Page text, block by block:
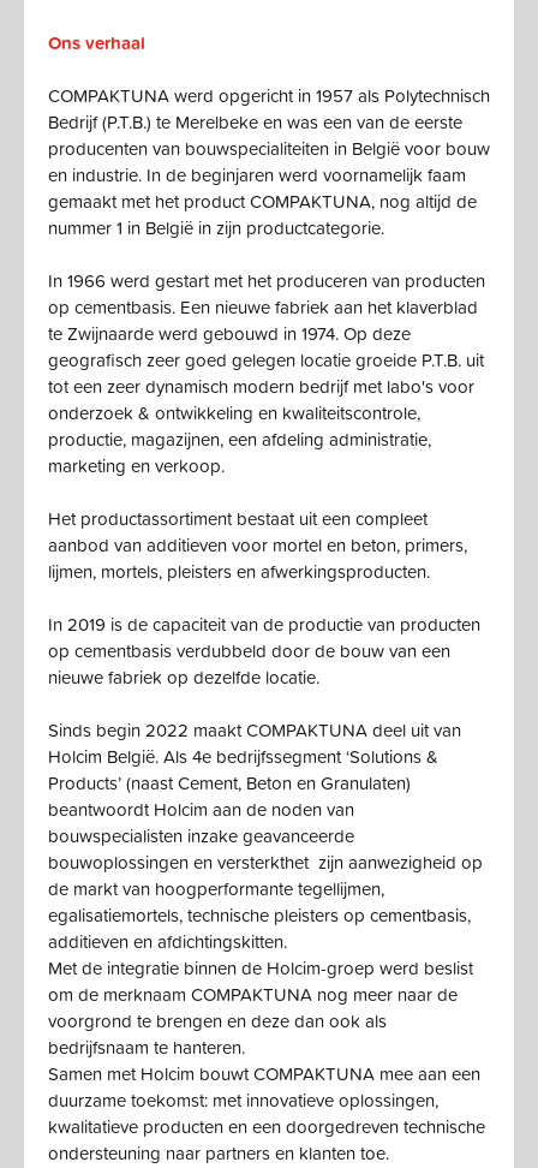
Ons verhaal
COMPAKTUNA werd opgericht in 1957 als Polytechnisch
Bedrijf (P.T.B.) te Merelbeke en was een van de eerste
producenten van bouwspecialiteiten in België voor bouw
en industrie. In de beginjaren werd voornamelijk faam
gemaakt met het product COMPAKTUNA, nog altijd de
nummer 1 in België in zijn productcategorie.
In 1966 werd gestart met het produceren van producten
op cementbasis. Een nieuwe fabriek aan het klaverblad
te Zwijnaarde werd gebouwd in 1974. Op deze
geografisch zeer goed gelegen locatie groeide P.T.B. uit
tot een zeer dynamisch modern bedrijf met labo's voor
onderzoek & ontwikkeling en kwaliteitscontrole,
productie, magazijnen, een afdeling administratie,
marketing en verkoop.
Het productassortiment bestaat uit een compleet
aanbod van additieven voor mortel en beton, primers,
lijmen, mortels, pleisters en afwerkingsproducten.
In 2019 is de capaciteit van de productie van producten
op cementbasis verdubbeld door de bouw van een
nieuwe fabriek op dezelfde locatie.
Sinds begin 2022 maakt COMPAKTUNA deel uit van
Holcim België. Als 4e bedrijfssegment ‘Solutions &
Products’ (naast Cement, Beton en Granulaten)
beantwoordt Holcim aan de noden van
bouwspecialisten inzake geavanceerde
bouwoplossingen en versterkthet zijn aanwezigheid op
de markt van hoogperformante tegellijmen,
egalisatiemortels, technische pleisters op cementbasis,
additieven en afdichtingskitten.
Met de integratie binnen de Holcim-groep werd beslist
om de merknaam COMPAKTUNA nog meer naar de
voorgrond te brengen en deze dan ook als
bedrijfsnaam te hanteren.
Samen met Holcim bouwt COMPAKTUNA mee aan een
duurzame toekomst: met innovatieve oplossingen,
kwalitatieve producten en een doorgedreven technische
ondersteuning naar partners en klanten toe.